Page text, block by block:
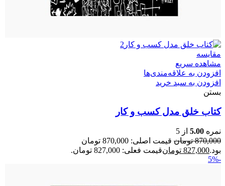
مقایسه
مشاهده سریع
افزودن به علاقه‌مندی‌ها
افزودن به سبد خرید
بستن
کتاب خلق مدل کسب و کار
نمره 5.00 از 5
870,000 تومان
قیمت اصلی: 870,000 تومان
بود.827,000 تومانقیمت فعلی: 827,000 تومان.
-5%